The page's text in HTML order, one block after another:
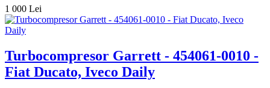
1 000 Lei
Turbocompresor Garrett - 454061-0010 -
Fiat Ducato, Iveco Daily